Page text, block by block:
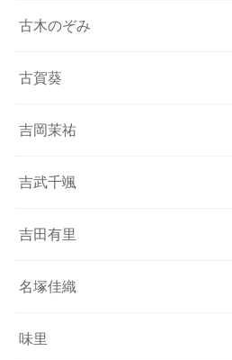
古木のぞみ
古賀葵
吉岡茉祐
吉武千颯
吉田有里
名塚佳織
味里